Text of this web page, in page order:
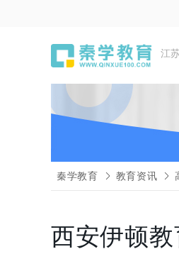
江
秦学教育 教育资讯
西安伊顿